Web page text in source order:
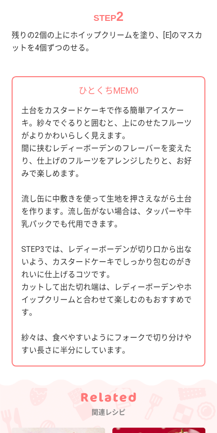
STEP2
残りの2個の上にホイップクリームを塗り、[E]のマスカ
ットを4個ずつのせる。
ひとくちMEMO
土台をカスタードケーキで作る簡単アイスケー
キ。紗々でぐるりと囲むと、上にのせたフルーツ
がよりかわいらしく見えます。
間に挟むレディーボーデンのフレーバーを変えた
り、仕上げのフルーツをアレンジしたりと、お好
みで楽しめます。
流し缶に中敷きを使って生地を押さえながら土台
を作ります。流し缶がない場合は、タッパーや牛
乳パックでも代用できます。
STEP3では、レディーボーデンが切り口から出な
いよう、カスタードケーキでしっかり包むのがき
れいに仕上げるコツです。
カットして出た切れ端は、レディーボーデンやホ
イップクリームと合わせて楽しむのもおすすめで
す。
紗々は、食べやすいようにフォークで切り分けや
すい長さに半分にしています。
Category
関連レシピ